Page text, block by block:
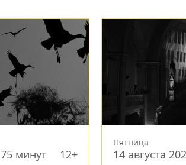
75 минут 12+
Пятница
14 августа